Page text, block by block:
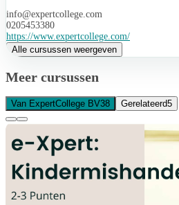
info@expertcollege.com
0205453380
https://www.expertcollege.com/
Alle cursussen weergeven
Meer cursussen
Van ExpertCollege BV38 Gerelateerd5